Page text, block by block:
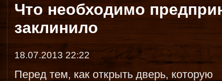
Что необходимо
заклинило
18.07.2013 22:22
Перед тем, как открыть дверь, которую